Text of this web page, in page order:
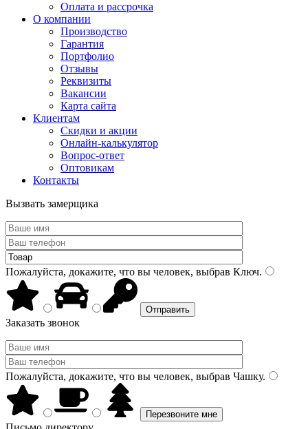
Оплата и рассрочка
О компании
Производство
Гарантия
Портфолио
Отзывы
Реквизиты
Вакансии
Карта сайта
Клиентам
Скидки и акции
Онлайн-калькулятор
Вопрос-ответ
Оптовикам
Контакты
Вызвать замерщика
Пожалуйста, докажите, что вы человек, выбрав Ключ.
Заказать звонок
Пожалуйста, докажите, что вы человек, выбрав Чашку.